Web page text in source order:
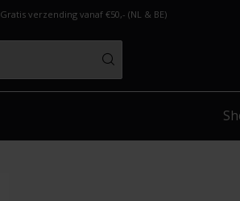
Gratis verzending vanaf €50,- (NL & BE)